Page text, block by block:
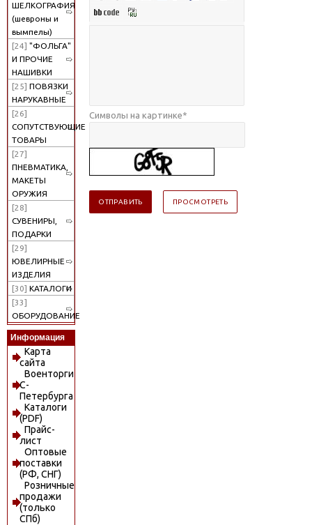
ШЕЛКОГРАФИЯ
(шевроны и
вымпелы)
[24] "ФОЛЬГА"
И ПРОЧИЕ
НАШИВКИ
[25] ПОВЯЗКИ
НАРУКАВНЫЕ
[26]
СОПУТСТВУЮЩИЕ
ТОВАРЫ
[27]
ПНЕВМАТИКА,
МАКЕТЫ
ОРУЖИЯ
[28]
СУВЕНИРЫ,
ПОДАРКИ
[29]
ЮВЕЛИРНЫЕ
ИЗДЕЛИЯ
[30] КАТАЛОГИ
[33]
ОБОРУДОВАНИЕ
Информация
Карта
сайта
Военторги
С-
Петербурга
Каталоги
(PDF)
Прайс-
лист
Оптовые
поставки
(РФ, СНГ)
Розничные
продажи
(только
СПб)
Символы на картинке*